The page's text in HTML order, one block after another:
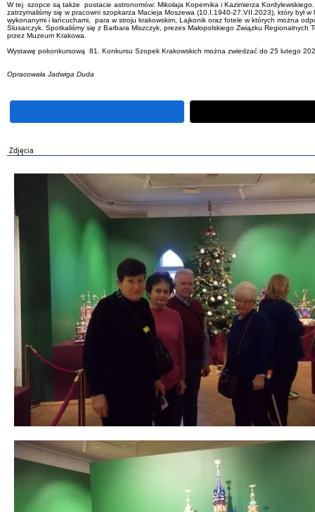
W tej szopce są także postacie astronomów: Mikołaja Kopernika i Kazimierza
zatrzymaliśmy się w pracowni szopkarza Macieja Moszewa (10.I.1940-27.VII.2023), który był
wykonanymi i łańcuchami, para w stroju krakowskim, Lajkonik oraz fotele w których można
Ślusarczyk. Spotkaliśmy się z Barbara Miszczyk, prezes Małopolskiego Związku
przez Muzeum Krakowa.
Wystawę pokonkursową 81. Konkursu Szopek Krakowskich można zwiedzać do 25 lutego
Opracowała Jadwiga Duda
Zdjęcia